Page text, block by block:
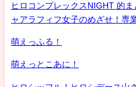
ヒロコンプレックスNIGHT 的
ャアラフィフ女子のめざせ！専
萌えっふる！
萌えっとこあに！